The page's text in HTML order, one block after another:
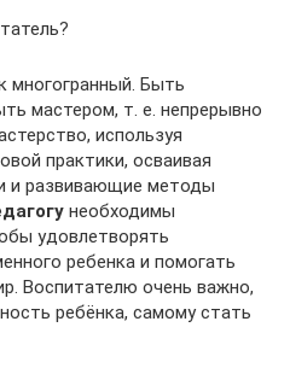
многогранный. Быть
мастером, т. е. непрерывно
используя
практики, осваивая
и развивающие методы
необходимы
удовлетворять
ребенка и помогать
Воспитателю очень важно,
ребёнка, самому стать